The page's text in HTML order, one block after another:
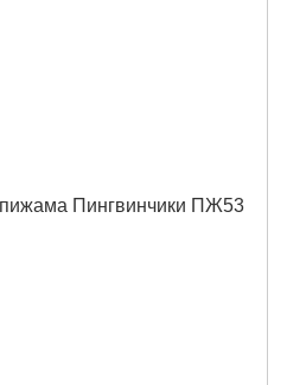
пижама Пингвинчики ПЖ53